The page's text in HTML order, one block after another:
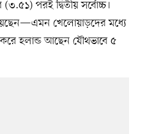
(৩.৫১) পরই দ্বিতীয় সর্বোচ্চ।
খেলোয়াড়দের মধ্যে
হলান্ড আছেন যৌথভাবে ৫